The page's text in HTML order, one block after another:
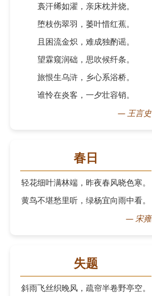
裛汗𫄨如濯，亲床枕并烧。
堕枝伤翠羽，萎叶惜红蕉。
且困流金炽，难成独酌谣。
望霖窥润础，思吹候纤条。
旅恨生乌浒，乡心系浴桥。
谁怜在炎客，一夕壮容销。
—王言史
春日
轻花细叶满林端，昨夜春风晓色寒。
黄鸟不堪愁里听，绿杨宜向雨中看。
—宋雍
失题
斜雨飞丝织晚风，疏帘半卷野亭空。